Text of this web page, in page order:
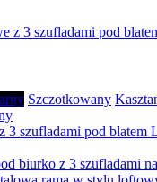
Szczotkowany
3 szufladami pod blatem